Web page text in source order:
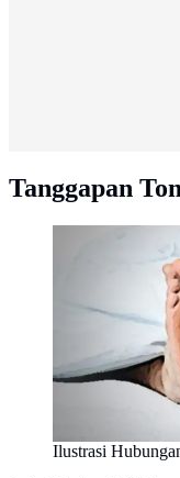
Tanggapan
Ilustrasi